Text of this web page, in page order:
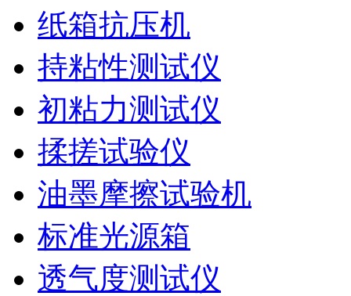
纸箱抗压机
持粘性测试仪
初粘力测试仪
揉搓试验仪
油墨摩擦试验机
标准光源箱
透气度测试仪